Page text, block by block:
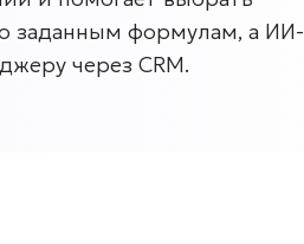
заданным формулам, а ИИ-
через CRM.